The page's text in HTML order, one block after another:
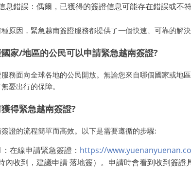
息錯誤：偶爾，已獲得的簽證信息可能存在錯誤或不
原因，緊急越南簽證服務都提供了一個快速、可靠的解
國家/地區的公民可以申請緊急越南簽證?
務面向全球各地的公民開放。無論您來自哪個國家或地
憂出行的保障。
獲得緊急越南簽證?
證的流程簡單而高效。以下是需要遵循的步驟:
在線申請緊急簽證： https://
內收到，建議申請 落地簽）。申請時會看到收到簽證